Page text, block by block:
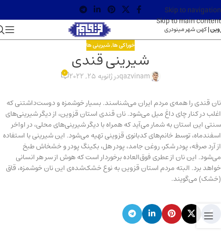
Skip to navigation
Skip to main content
|کهن شهر مینودری
خوراکی ها,شیرینی ها
شیرینی قندی
qazvinamدر ژانویه 25, 2022 0
نان قندی را همه‌ی مردم ایران می‌شناسند. بسیار خوشمزه و دوست‌داشتنی که
اغلب در کنار چای داغ میل می‌شود. نان قندی استان قزوین، از دیگر شیرینی‌های
سنتی این استان به شمار می‌آید که همراه با دیگر شیرینی‌های محلی، در اواخر
اسفندماه، توسط خانم‌های کدبانوی قزوینی تهیه می‌شود. این شیرینی با استفاده
از آرد صرفه، پودر شکر، روغن جامد، پودر هل، بکینگ پودر و خشخاش طبخ
می‌شود. این نان از عطری فوق‌العاده برخوردار است که هوش از سر هر انسانی
خواهد برد. البته مردم استان قزوین به نوع خشک‌شده‌ی این نان خوشمزه، قاق
(خشک) می‌گویند.